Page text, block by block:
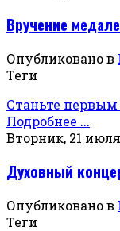
Вручение
Опубликовано в
Теги
Станьте
Подробнее ...
Вторник, 21 июля
Духовный
Опубликовано в
Теги